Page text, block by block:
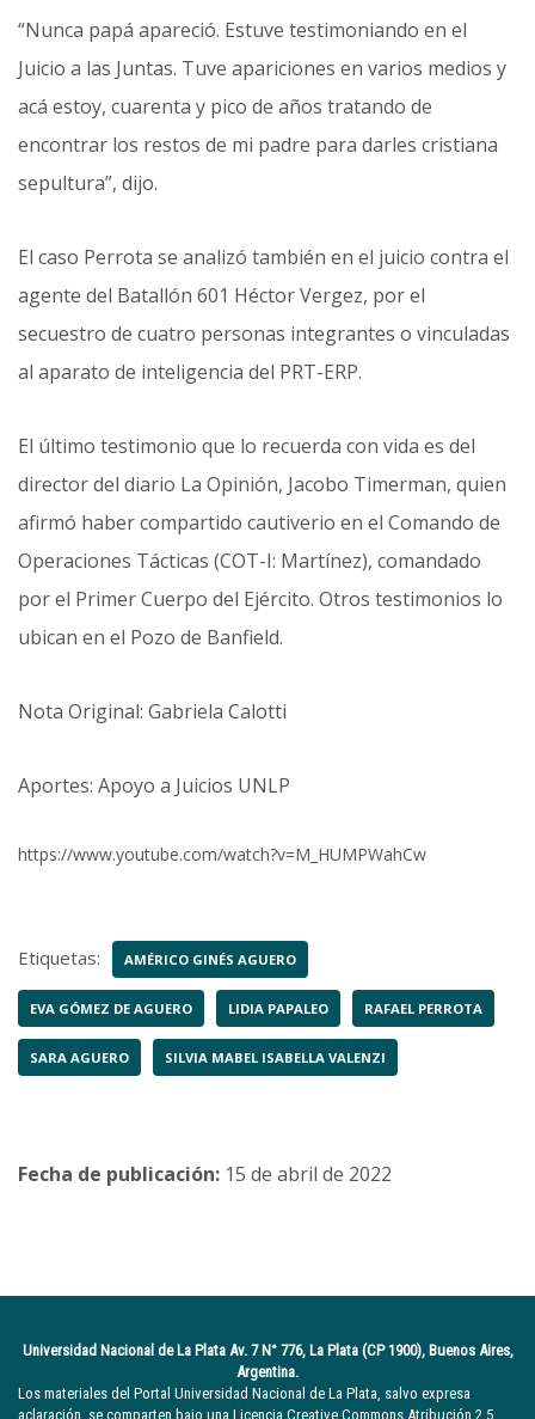
“Nunca papá apareció. Estuve testimoniando en el
Juicio a las Juntas. Tuve apariciones en varios medios y
acá estoy, cuarenta y pico de años tratando de
encontrar los restos de mi padre para darles cristiana
sepultura”, dijo.
El caso Perrota se analizó también en el juicio contra el
agente del Batallón 601 Héctor Vergez, por el
secuestro de cuatro personas integrantes o vinculadas
al aparato de inteligencia del PRT-ERP.
El último testimonio que lo recuerda con vida es del
director del diario La Opinión, Jacobo Timerman, quien
afirmó haber compartido cautiverio en el Comando de
Operaciones Tácticas (COT-I: Martínez), comandado
por el Primer Cuerpo del Ejército. Otros testimonios lo
ubican en el Pozo de Banfield.
Nota Original: Gabriela Calotti
Aportes: Apoyo a Juicios UNLP
https://www.youtube.com/watch?v=M_HUMPWahCw
Etiquetas: AMÉRICO GINÉS AGUERO
EVA GÓMEZ DE AGUERO LIDIA PAPALEO RAFAEL PERROTA
SARA AGUERO SILVIA MABEL ISABELLA VALENZI
Fecha de publicación: 15 de abril de 2022
Universidad Nacional de La Plata Av. 7 N° 776, La Plata (CP 1900), Buenos Aires,
Argentina.
Los materiales del Portal Universidad Nacional de La Plata, salvo expresa
aclaración, se comparten bajo una Licencia Creative Commons Atribución 2.5.